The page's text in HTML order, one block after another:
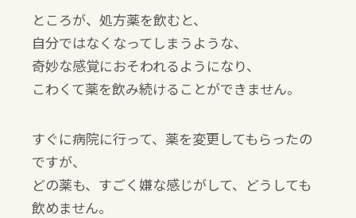
ところが、処方薬を飲むと、
自分ではなくなってしまうような、
奇妙な感覚におそわれるようになり、
こわくて薬を飲み続けることができません。
すぐに病院に行って、薬を変更してもらったの
ですが、
どの薬も、すごく嫌な感じがして、どうしても
飲めません。